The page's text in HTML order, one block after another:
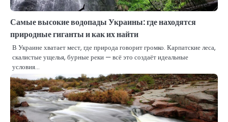
Самые высокие водопады Украины: где находятся
природные гиганты и как их найти
В Украине хватает мест, где природа говорит громко. Карпатские леса,
скалистые ущелья, бурные реки — всё это создаёт идеальные
условия…